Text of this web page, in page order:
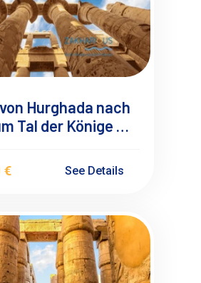
Hurghada nach
Tal der Könige mit
€ See Details